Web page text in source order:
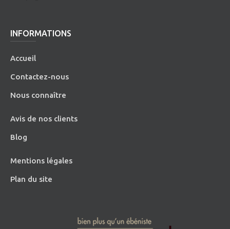
INFORMATIONS
Accueil
Contactez-nous
Nous connaître
Avis de nos clients
Blog
Mentions légales
Plan du site